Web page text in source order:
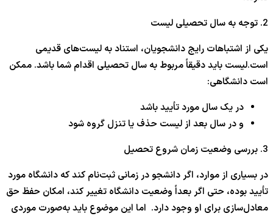
2. توجه به سال تحصیلی لیست
یکی از اشتباهات رایج دانشجویان، استناد به لیست‌های قدیمی
است.لیست باید دقیقاً مربوط به سال تحصیلی اقدام شما باشد. ممکن
است دانشگاهی:
در یک سال مورد تأیید باشد
و در سال بعد از لیست حذف یا تنزل گروه شود
3. بررسی وضعیت زمان شروع تحصیل
در بسیاری از موارد، اگر دانشجو در زمانی ثبت‌نام کند که دانشگاه مورد
تأیید بوده، حتی اگر بعداً وضعیت دانشگاه تغییر کند، امکان حفظ حق
معادل‌سازی برای او وجود دارد. اما این موضوع باید به‌صورت موردی